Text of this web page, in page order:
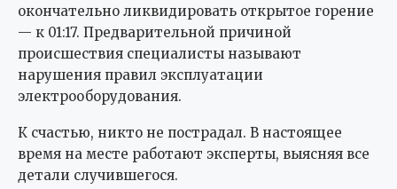
окончательно ликвидировать открытое горение
— к 01:17. Предварительной причиной
происшествия специалисты называют
нарушения правил эксплуатации
электрооборудования.
К счастью, никто не пострадал. В настоящее
время на месте работают эксперты, выясняя все
детали случившегося.